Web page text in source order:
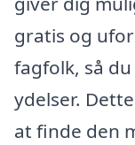
gratis og
fagfolk, så
ydelser.
at finde den